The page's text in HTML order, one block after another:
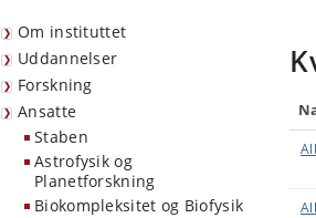
Om instituttet
Uddannelser
Forskning
Ansatte
Staben
Astrofysik og
Planetforskning
Biokompleksitet og Biofysik